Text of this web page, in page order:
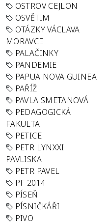
OSTROV CEJLON
OSVĚTIM
OTÁZKY VÁCLAVA
MORAVCE
PALAČINKY
PANDEMIE
PAPUA NOVA GUINEA
PAŘÍŽ
PAVLA SMETANOVÁ
PEDAGOGICKÁ
FAKULTA
PETICE
PETR LYNXXI
PAVLISKA
PETR PAVEL
PF 2014
PÍSEŇ
PÍSNIČKÁŘI
PIVO